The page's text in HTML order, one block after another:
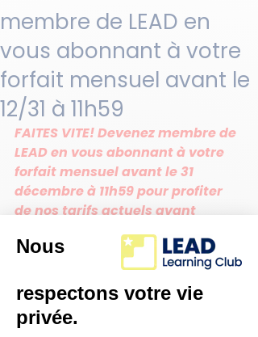
membre de LEAD en
vous abonnant à votre
forfait mensuel avant le
12/31 à 11h59
FAITES VITE! Devenez membre de
LEAD en vous abonnant à votre
forfait mensuel avant le 31
décembre à 11h59 pour profiter
de nos tarifs actuels avant
l'augmentation du 1er janvier
2023! En devenant membre LEAD,
vous bénéficierez d'un accès
exclusif à notre application mobile,
à notre réseau de tuteurs et au
programme de fidélité de LEAD!